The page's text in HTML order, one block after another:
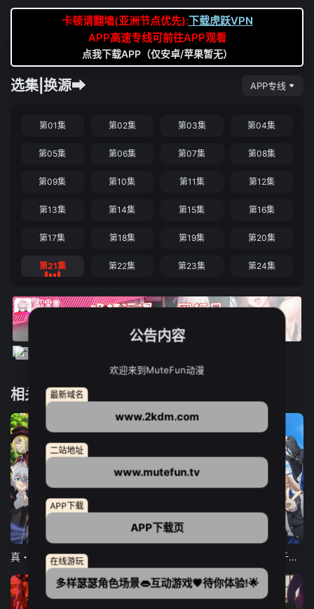
卡顿请翻墙(亚洲节点优先):下载虎跃VPN
APP高速专线可前往APP观看
点我下载APP（仅安卓/苹果暂无）
选集|换源➡ APP专线
第01集 第02集 第03集 第04集
第05集 第06集 第07集 第08集
第09集 第10集 第11集 第12集
第13集 第14集 第15集 第16集
第17集 第18集 第19集 第20集
第21集 第22集 第23集 第24集
相关推荐
12集全
弹珠汽水瓶里的千岁同学
公告内容
欢迎来到MuteFun动漫
最新域名
www.2kdm.com
二站地址
www.mutefun.tv
APP下载
APP下载页
在线游玩
多样瑟瑟角色场景👄互动游戏💗待你体验!🌟